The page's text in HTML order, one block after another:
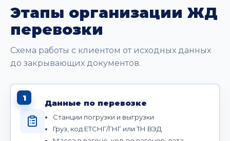
Этапы организации ЖД
перевозки
Схема работы с клиентом от исходных данных
до закрывающих документов.
1
Данные по перевозке
Станции погрузки и выгрузки
Груз, код ЕТСНГ/ГНГ или ТН ВЭД